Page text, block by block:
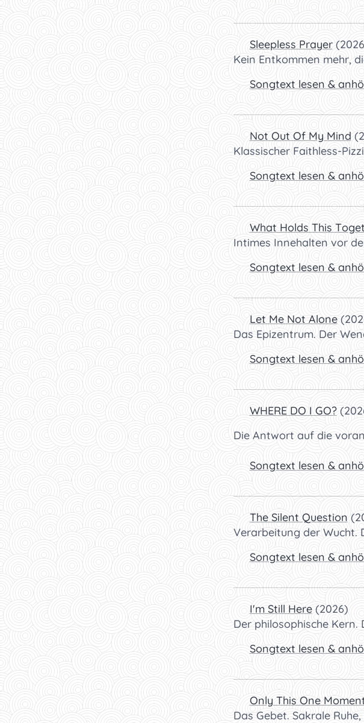
Sleepless Prayer
Kein Entkommen mehr,
Songtext lesen &
Not Out Of My Mind
Klassischer Faithless-
Songtext lesen &
What Holds This
Intimes Innehalten vor
Songtext lesen &
Let Me Not Alone
Das Epizentrum. Der
Songtext lesen &
WHERE DO I GO?
Die Antwort auf die
Songtext lesen &
The Silent Question
Verarbeitung der Wucht.
Songtext lesen &
I'm Still Here(2026)
Der philosophische Kern.
Songtext lesen &
Only This One
Das Gebet. Sakrale